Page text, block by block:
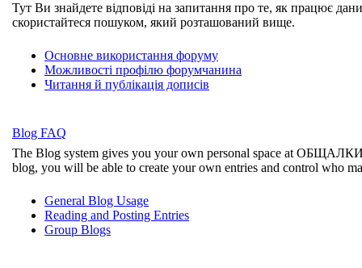
Тут Ви знайдете відповіді на запитання про те, як працює
скористайтеся пошуком, який розташований вище.
Основне використання форуму
Можливості профілю форумчанина
Читання й публікація дописів
Blog FAQ
The Blog system gives you your own personal space at
blog, you will be able to create your own entries and control who
General Blog Usage
Reading and Posting Entries
Group Blogs